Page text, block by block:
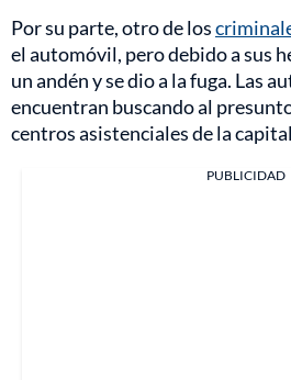
Por su parte, otro de los
el automóvil, pero debido a sus
un andén y se dio a la fuga. Las
encuentran buscando al
centros asistenciales de la
PUBLICIDAD